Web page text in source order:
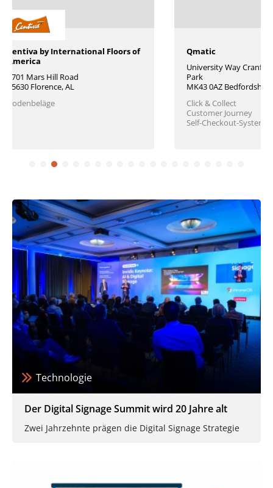
Qmatic
University Way Cranfield Technology
Park
MK43 0AZ Bedfordshire
Click & Collect
HILTES
Hafenstr. 10b
Data Warehousing
Kassensysteme
Technologie
Der Digital Signage Summit wird 20 Jahre alt
Zwei Jahrzehnte prägen die Digital Signage Strategie